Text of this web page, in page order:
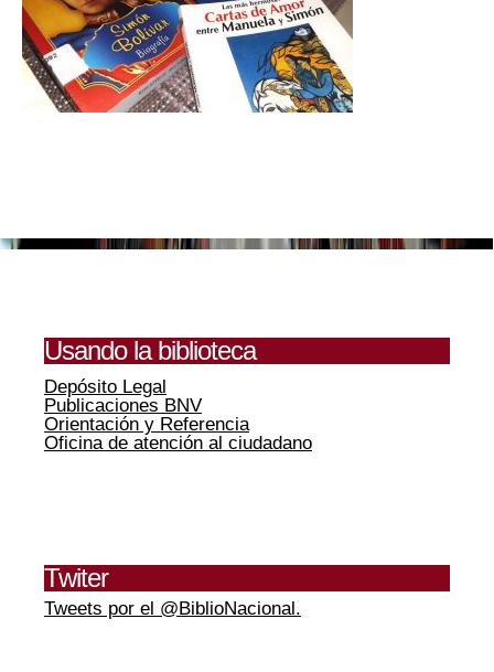
Usando la biblioteca
Depósito Legal
Publicaciones BNV
Orientación y Referencia
Oficina de atención al ciudadano
Twiter
Tweets por el @BiblioNacional.